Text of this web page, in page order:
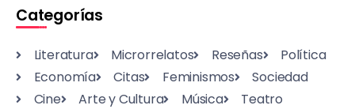
Categorías
Literatura Microrrelatos Reseñas
Política
Economía
Citas Feminismos
Sociedad
Cine
Arte y Cultura Música
Teatro